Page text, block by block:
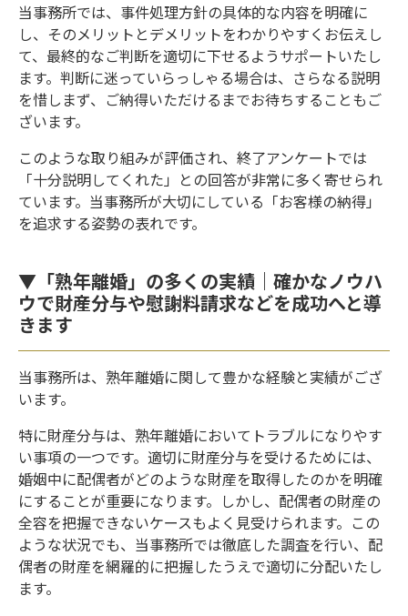
当事務所では、事件処理方針の具体的な内容を明確に
し、そのメリットとデメリットをわかりやすくお伝えし
て、最終的なご判断を適切に下せるようサポートいたし
ます。判断に迷っていらっしゃる場合は、さらなる説明
を惜しまず、ご納得いただけるまでお待ちすることもご
ざいます。
このような取り組みが評価され、終了アンケートでは
「十分説明してくれた」との回答が非常に多く寄せられ
ています。当事務所が大切にしている「お客様の納得」
を追求する姿勢の表れです。
▼「熟年離婚」の多くの実績｜確かなノウハ
ウで財産分与や慰謝料請求などを成功へと導
きます
当事務所は、熟年離婚に関して豊かな経験と実績がござ
います。
特に財産分与は、熟年離婚においてトラブルになりやす
い事項の一つです。適切に財産分与を受けるためには、
婚姻中に配偶者がどのような財産を取得したのかを明確
にすることが重要になります。しかし、配偶者の財産の
全容を把握できないケースもよく見受けられます。この
ような状況でも、当事務所では徹底した調査を行い、配
偶者の財産を網羅的に把握したうえで適切に分配いたし
ます。